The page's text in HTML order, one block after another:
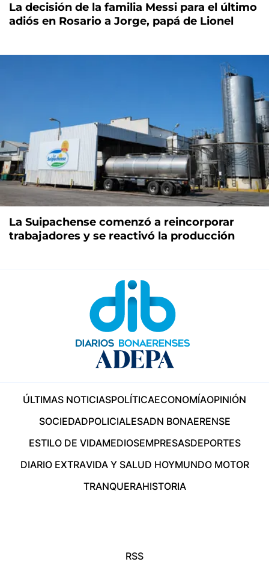
La decisión de la familia Messi para el último
adiós en Rosario a Jorge, papá de Lionel
La Suipachense comenzó a reincorporar
trabajadores y se reactivó la producción
ÚLTIMAS NOTICIASPOLÍTICAECONOMÍAOPINIÓN
SOCIEDADPOLICIALESADN BONAERENSE
ESTILO DE VIDAMEDIOSEMPRESASDEPORTES
DIARIO EXTRAVIDA Y SALUD HOYMUNDO MOTOR
TRANQUERAHISTORIA
RSS